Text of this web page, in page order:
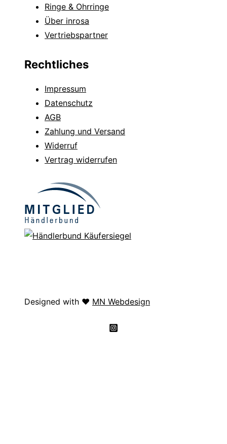
Ringe & Ohrringe
Über inrosa
Vertriebspartner
Rechtliches
Impressum
Datenschutz
AGB
Zahlung und Versand
Widerruf
Vertrag widerrufen
Designed with ❤️ MN Webdesign